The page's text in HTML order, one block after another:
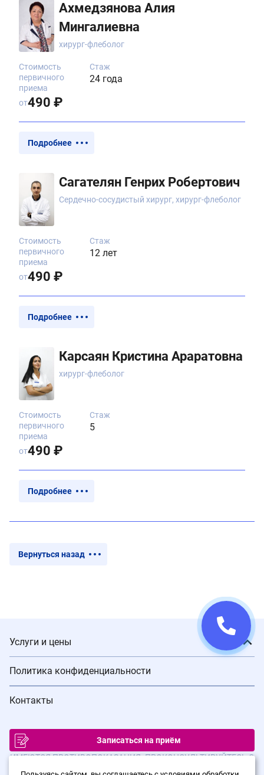
Ахмедзянова Алия
Мингалиевна
хирург-флеболог
Стаж
24 года
Стоимость
первичного
приема
от490 ₽
Подробнее
Сагателян Генрих Робертович
Сердечно-сосудистый хирург, хирург-флеболог
Стаж
12 лет
Стоимость
первичного
приема
от490 ₽
Подробнее
Карсаян Кристина Араратовна
хирург-флеболог
Стаж
5
Стоимость
первичного
приема
от490 ₽
Подробнее
Вернуться назад
Услуги и цены
Политика конфиденциальности
Контакты
Записаться на приём
ИМЕЮТСЯ ПРОТИВОПОКАЗАНИЯ. ПРОКОНСУЛЬТИРУЙТЕСЬ С